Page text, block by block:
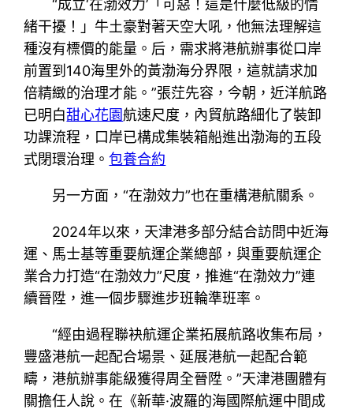
“成立‘在渤效力’「可惡！這是什麼低級的情
緒干擾！」牛土豪對著天空大吼，他無法理解這
種沒有標價的能量。后，需求將港航辦事從口岸
前置到140海里外的黃渤海分界限，這就請求加
倍精緻的治理才能。”張茳先容，今朝，近洋航路
已明白甜心花園航速尺度，內貿航路細化了裝卸
功課流程，口岸已構成集裝箱船進出渤海的五段
式閉環治理。包養合約
另一方面，“在渤效力”也在重構港航關系。
2024年以來，天津港多部分結合訪問中近海
運、馬士基等重要航運企業總部，與重要航運企
業合力打造“在渤效力”尺度，推進“在渤效力”連
續晉陞，進一個步驟進步班輪準班率。
“經由過程聯袂航運企業拓展航路收集布局，
豐盛港航一起配合場景、延展港航一起配合範
疇，港航辦事能級獲得周全晉陞。”天津港團體有
關擔任人說。在《新華·波羅的海國際航運中間成